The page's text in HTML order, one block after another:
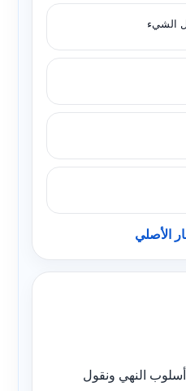
الشيء
الأصلي
النهي ونقول